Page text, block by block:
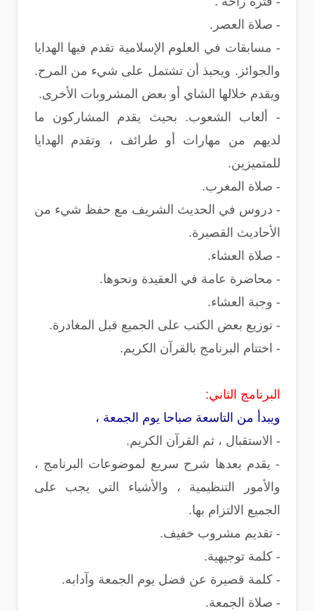
- صلاة العصر.
- مسابقات في العلوم الإسلامية تقدم فيها الهدايا
والجوائز. ويحبذ أن تشتمل على شيء من المرح.
ويقدم خلالها الشاي أو بعض المشروبات الأخرى.
- ألعاب الشعوب. بحيث يقدم المشاركون ما
لديهم من مهارات أو طرائف ، وتقدم الهدايا
للمتميزين.
- صلاة المغرب.
- دروس في الحديث الشريف مع حفظ شيء من
الأحاديث القصيرة.
- صلاة العشاء.
- محاضرة عامة في العقيدة ونحوها.
- وجبة العشاء.
- توزيع بعض الكتب على الجميع قبل المغادرة.
- اختتام البرنامج بالقرآن الكريم.
البرنامج الثاني:
ويبدأ من التاسعة صباحا يوم الجمعة ،
- الاستقبال ، ثم القرآن الكريم.
- يقدم بعدها شرح سريع لموضوعات البرنامج ،
والأمور التنظيمية ، والأشياء التي يجب على
الجميع الالتزام بها.
- تقديم مشروب خفيف.
- كلمة توجيهية.
- كلمة قصيرة عن فضل يوم الجمعة وآدابه.
- صلاة الجمعة.